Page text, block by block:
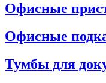
Офисные
Офисные
Тумбы для